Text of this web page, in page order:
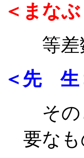
＜まなぶ
等差
＜先 生
その
要なも